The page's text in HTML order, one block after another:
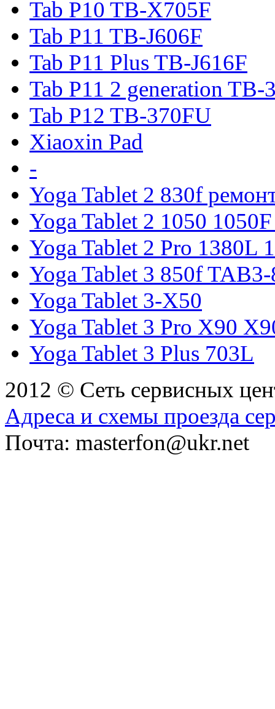
Tab P10 TB-X705F
Tab P11 TB-J606F
Tab P11 Plus TB-J616F
Tab P11 2 generation TB-
Tab P12 TB-370FU
Xiaoxin Pad
-
Yoga Tablet 2 830f
Yoga Tablet 2 1050
Yoga Tablet 2 Pro 1380L
Yoga Tablet 3 850f
Yoga Tablet 3-X50
Yoga Tablet 3 Pro X90
Yoga Tablet 3 Plus 703L
2012 © Сеть сервисных
Адреса и схемы проезда
Почта: masterfon@ukr.net